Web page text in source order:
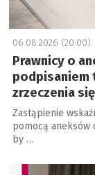
06.08.2026 (20:00)
Prawnicy o
podpisaniem
zrzeczenia
Zastąpienie
pomocą aneksów
by …